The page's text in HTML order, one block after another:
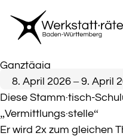
Inhalt
springen
Stamm·tisch
Ganztägig
8. April 2026 –9. April
Diese Stamm·tisch-
„Vermittlungs·stelle“
Er wird 2x zum gleichen